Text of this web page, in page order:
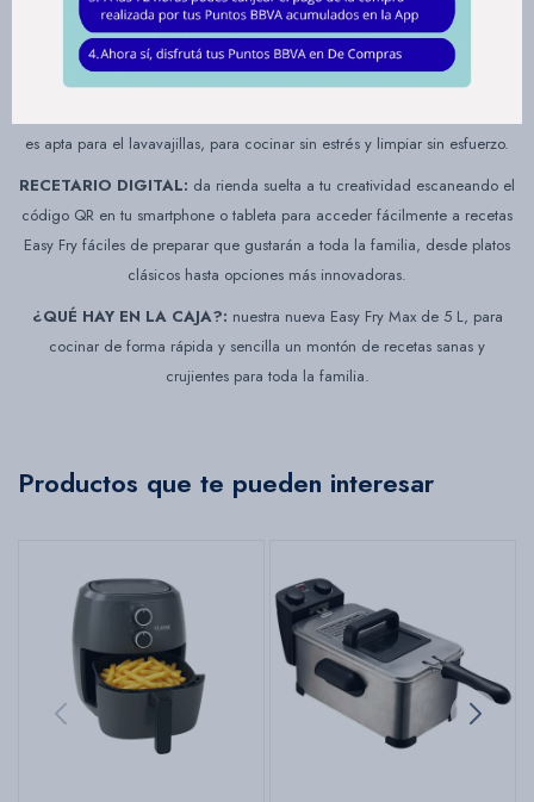
obtén unos resultados siempre perfectos con sus 10 preajustes: patatas
fritas, pollo, filete, pescado, postre, pizza, nuggets, verduras, gambas y
bacon.
es apta para el lavavajillas, para cocinar sin estrés y limpiar sin esfuerzo.
RECETARIO DIGITAL: da rienda suelta a tu creatividad escaneando el
código QR en tu smartphone o tableta para acceder fácilmente a recetas
Easy Fry fáciles de preparar que gustarán a toda la familia, desde platos
clásicos hasta opciones más innovadoras.
¿QUÉ HAY EN LA CAJA?: nuestra nueva Easy Fry Max de 5 L, para
cocinar de forma rápida y sencilla un montón de recetas sanas y
crujientes para toda la familia.
Productos que te pueden interesar